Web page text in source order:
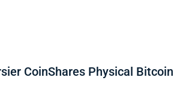
CoinShares Physical Bitcoin